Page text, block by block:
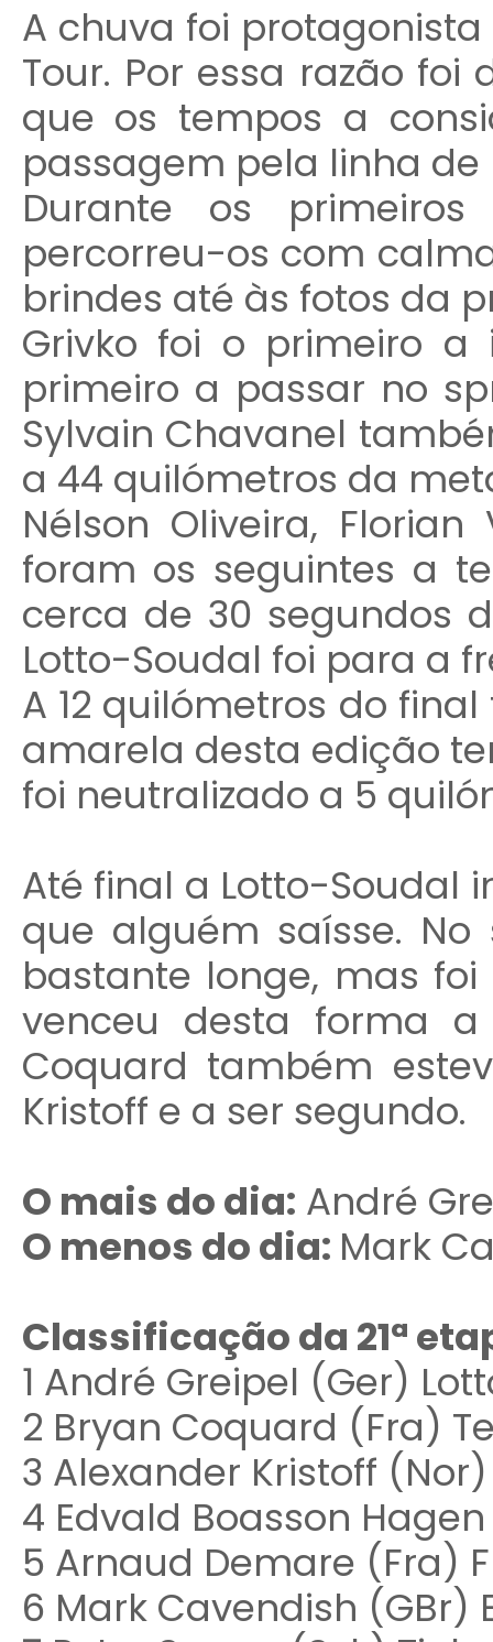
A chuva foi
Tour. Por essa razão foi
que os tempos a
passagem pela linha de
Durante os
percorreu-os com
brindes até às fotos da
Grivko foi o primeiro a
primeiro a passar no
Sylvain Chavanel
a 44 quilómetros da
Nélson Oliveira,
foram os seguintes a
cerca de 30 segundos
Lotto-Soudal foi para a
A 12 quilómetros do
amarela desta edição
foi neutralizado a 5
Até final a Lotto-Soudal
que alguém saísse.
bastante longe, mas
venceu desta forma
Coquard também
Kristoff e a ser segundo.
O mais do dia: André
O menos do dia: Mark
Classificação da 21ª
1 André Greipel (Ger)
2 Bryan Coquard (Fra)
3 Alexander Kristoff
4 Edvald Boasson
5 Arnaud Demare (Fra)
6 Mark Cavendish (GBr)